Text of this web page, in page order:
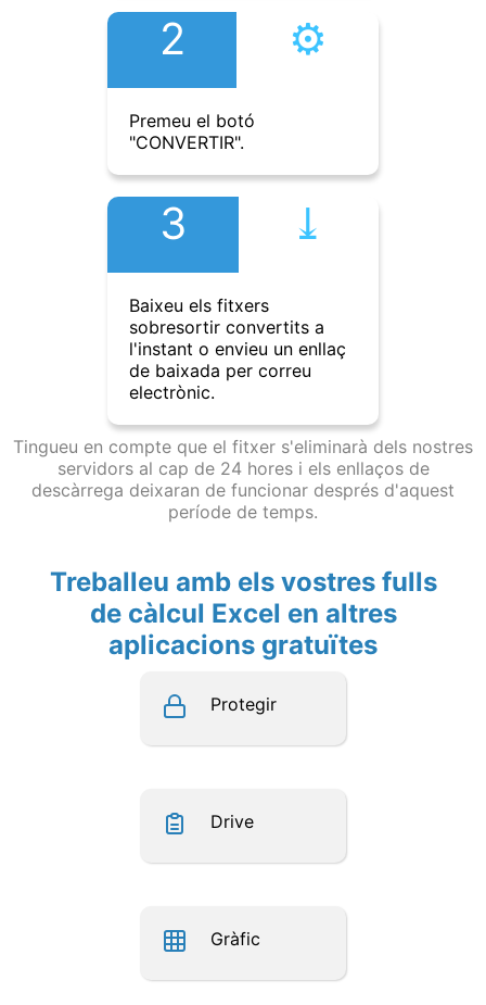
2 ⚙︎
Premeu el botó
"CONVERTIR".
3 ⤓︎
Baixeu els fitxers
sobresortir convertits a
l'instant o envieu un enllaç
de baixada per correu
electrònic.
Tingueu en compte que el fitxer s'eliminarà dels nostres
servidors al cap de 24 hores i els enllaços de
descàrrega deixaran de funcionar després d'aquest
període de temps.
Treballeu amb els vostres fulls
de càlcul Excel en altres
aplicacions gratuïtes
Protegir
Drive
Gràfic